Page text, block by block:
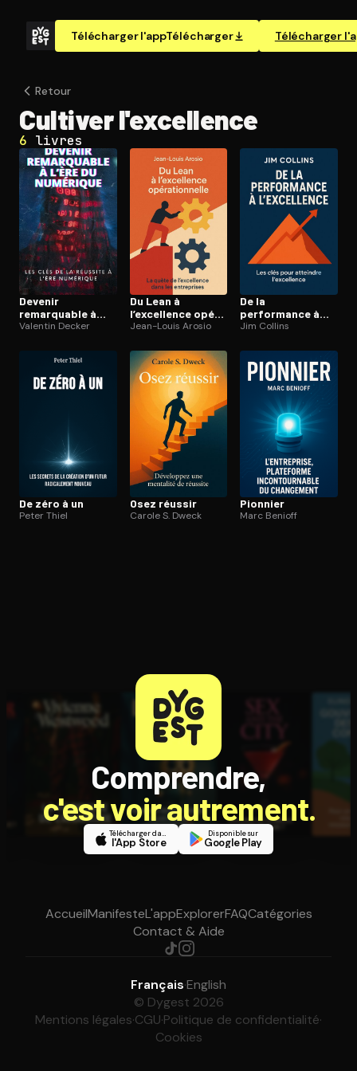
Télécharger l'appTélécharger Télécharger
Ouvre l'app Appareil photo, pointe sur le code. C'est gratuit à
Retour
Cultiver l'ex­cel­lence
6 livres
Devenir
remarquable à
l’ère du numérique
Valentin Decker
Du Lean à
l’excellence opé­
ra­tion­nelle
Jean-Louis Arosio
De la
performance à
l’excellence
Jim Collins
De zéro à un
Peter Thiel
Osez réussir
Carole S. Dweck
Pionnier
Marc Benioff
Comprendre,
c'est voir autrement.
Télécharger dans
l'App Store
Disponible sur
Google Play
AccueilManifesteL'appExplorerFAQCatégories
Contact & Aide
Français·English
© Dygest 2026
Mentions légales·CGU·Politique de confidentialité·
Cookies